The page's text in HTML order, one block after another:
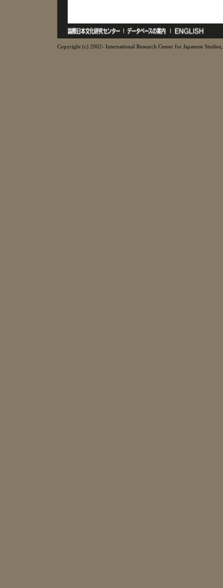
Copyright (c) 2002- International Research Center for Japanese